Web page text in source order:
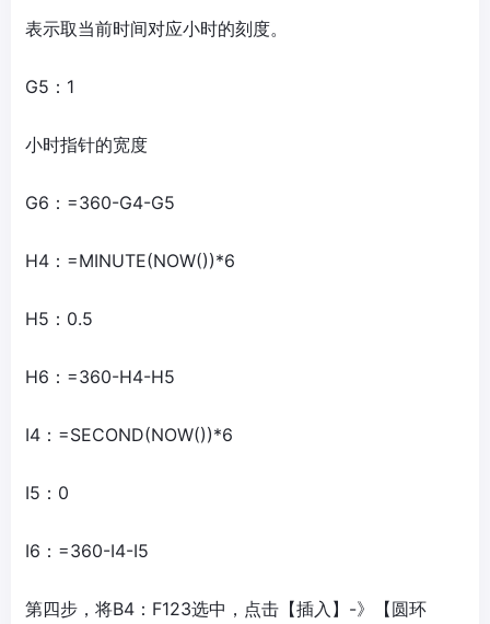
表示取当前时间对应小时的刻度。
G5：1
小时指针的宽度
G6：=360-G4-G5
H4：=MINUTE(NOW())*6
H5：0.5
H6：=360-H4-H5
I4：=SECOND(NOW())*6
I5：0
I6：=360-I4-I5
第四步，将B4：F123选中，点击【插入】-》【圆环